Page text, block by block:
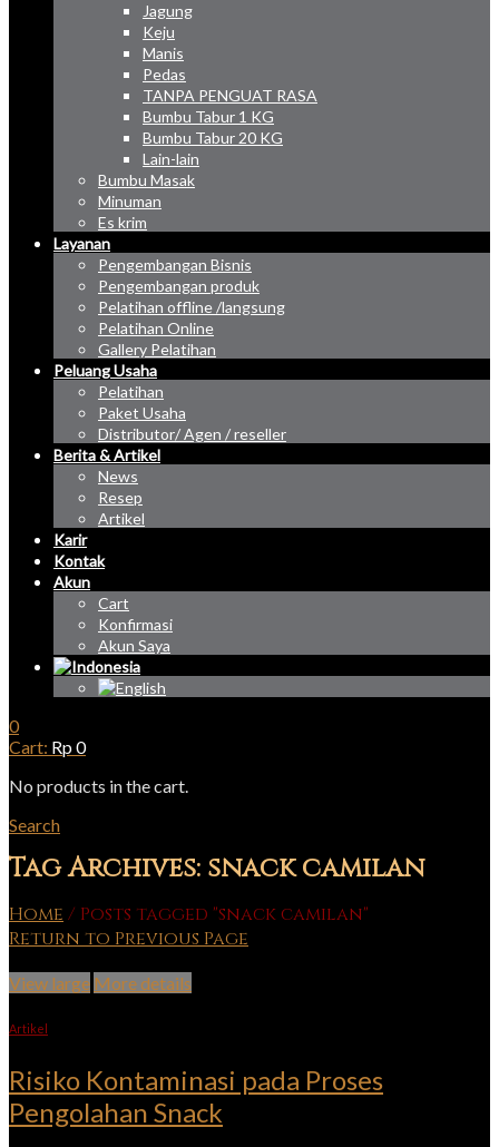
Jagung
Keju
Manis
Pedas
TANPA PENGUAT RASA
Bumbu Tabur 1 KG
Bumbu Tabur 20 KG
Lain-lain
Bumbu Masak
Minuman
Es krim
Layanan
Pengembangan Bisnis
Pengembangan produk
Pelatihan offline /langsung
Pelatihan Online
Gallery Pelatihan
Peluang Usaha
Pelatihan
Paket Usaha
Distributor/ Agen / reseller
Berita & Artikel
News
Resep
Artikel
Karir
Kontak
Akun
Cart
Konfirmasi
Akun Saya
0
Cart: Rp0
No products in the cart.
Search
Tag Archives: snack camilan
Home / Posts tagged "snack camilan"
Return to Previous Page
View large More details
Artikel
Risiko Kontaminasi pada Proses
Pengolahan Snack